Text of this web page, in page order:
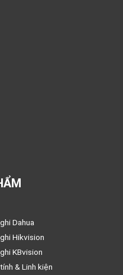
Dahua
Hikvision
KBvision
& Linh kiện